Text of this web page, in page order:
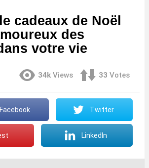
cadeaux de Noël
des
votre vie
34k Views 33 Votes
Facebook Twitter
LinkedIn